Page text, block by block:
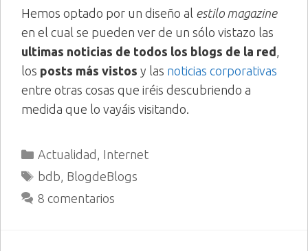
Hemos optado por un diseño al estilo magazine
en el cual se pueden ver de un sólo vistazo las
ultimas noticias de todos los blogs de la red ,
los posts más vistos y las noticias corporativas
entre otras cosas que iréis descubriendo a
medida que lo vayáis visitando.
Categorías
Actualidad , Internet
Etiquetas
bdb, BlogdeBlogs
8 comentarios